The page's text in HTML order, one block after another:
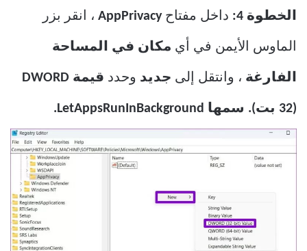
الخطوة 4: داخل مفتاحAppPrivacy ، انقر بزر
الماوس الأيمن في أي مكان في المساحة
الفارغة ، وانتقل إلى جديد وحدد قيمة DWORD
(32 بت). سمها LetAppsRunInBackground.